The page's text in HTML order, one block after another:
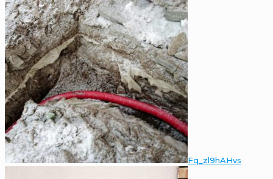
Fq_zl9hAHvs